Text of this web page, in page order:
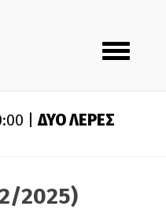
Toggle
navigation
|ΔΥΟ ΛΕΡΕΣ
2025)